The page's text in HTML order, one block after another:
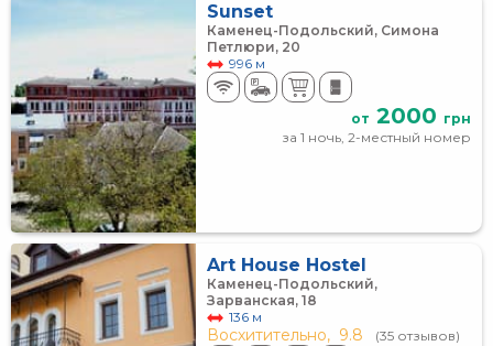
Sunset
Каменец-Подольский, Симона
Петлюри, 20
996 м
от 2000 грн
за 1 ночь, 2-местный номер
Art House Hostel
Каменец-Подольский,
Зарванская, 18
136 м
Восхитительно, 9.8 (35 отзывов)